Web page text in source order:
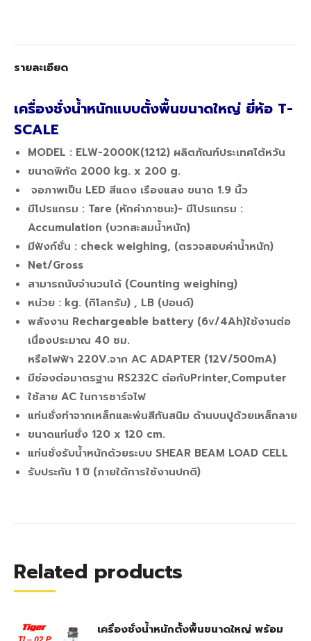
รายละเอียด
เครื่องชั่งน้ำหนักแบบตั้งพื้นขนาดใหญ่ ยี่ห้อ T-
SCALE
MODEL : ELW-2000K(1212) ผลิตภัณฑ์ประเทศไต้หวัน
ขนาดพิกัด 2000 kg. x 200 g.
จอภาพเป็น LED สีแดง เรืองแสง ขนาด 1.9 นิ้ว
มีโปรแกรม : Tare (หักค่าภาชนะ)- มีโปรแกรม :
Accumulation (บวกสะสมน้ำหนัก)
มีฟังก์ชั่น : check weighing, (ตรวจสอบค่าน้ำหนัก)
Net/Gross
สามารถนับจำนวนได้ (Counting weighing)
หน่วย : kg. (กิโลกรัม) , LB (ปอนด์)
พลังงาน Rechargeable battery (6v/4Ah)ใช้งานต่อ
เนื่องประมาณ 40 ชม.
หรือไฟฟ้า 220V.จาก AC ADAPTER (12V/500mA)
มีช่องต่อมาตรฐาน RS232C ต่อกับPrinter,Computer
ใช้สาย AC ในการชาร์จไฟ
แท่นชั่งทำจากเหล็กและพ่นสีกันสนิม ด้านบนปูด้วยเหล็กลาย
ขนาดแท่นชั่ง 120 x 120 cm.
แท่นชั่งรับน้ำหนักด้วยระบบ SHEAR BEAM LOAD CELL
รับประกัน 1 ปี (ภายใต้การใช้งานปกติ)
Related products
เครื่องชั่งน้ำหนักตั้งพื้นขนาดใหญ่ พร้อม